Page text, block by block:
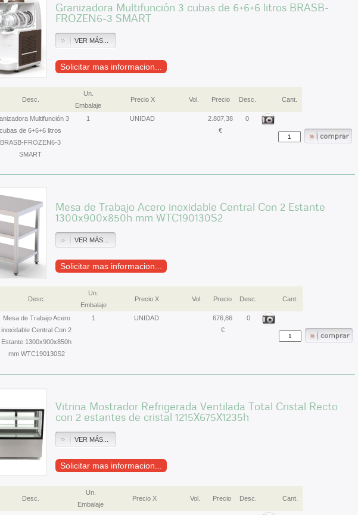
Granizadora Multifunción 3 cubas de 6+6+6 litros BRASB-
FROZEN6-3 SMART
VER MÁS...
Solicitar mas informacion...
Desc.
Un.
Embalaje
Precio X Vol. Precio Desc. Cant.
Multifunción 3
cubas de 6+6+6 litros
BRASB-FROZEN6-3
SMART
1 UNIDAD
2.807,38
€
0
Mesa de Trabajo Acero inoxidable Central Con 2 Estante
1300x900x850h mm WTC190130S2
VER MÁS...
Solicitar mas informacion...
Desc.
Un.
Embalaje
Precio X Vol. Precio Desc. Cant.
Mesa de Trabajo Acero
inoxidable Central Con 2
Estante 1300x900x850h
mm WTC190130S2
1 UNIDAD
676,86
€
0
Vitrina Mostrador Refrigerada Ventilada Total Cristal Recto
con 2 estantes de cristal 1215X675X1235h
VER MÁS...
Solicitar mas informacion...
Desc.
Un.
Embalaje
Precio X Vol. Precio Desc. Cant.